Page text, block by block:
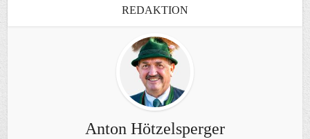
REDAKTION
Anton Hötzelsperger